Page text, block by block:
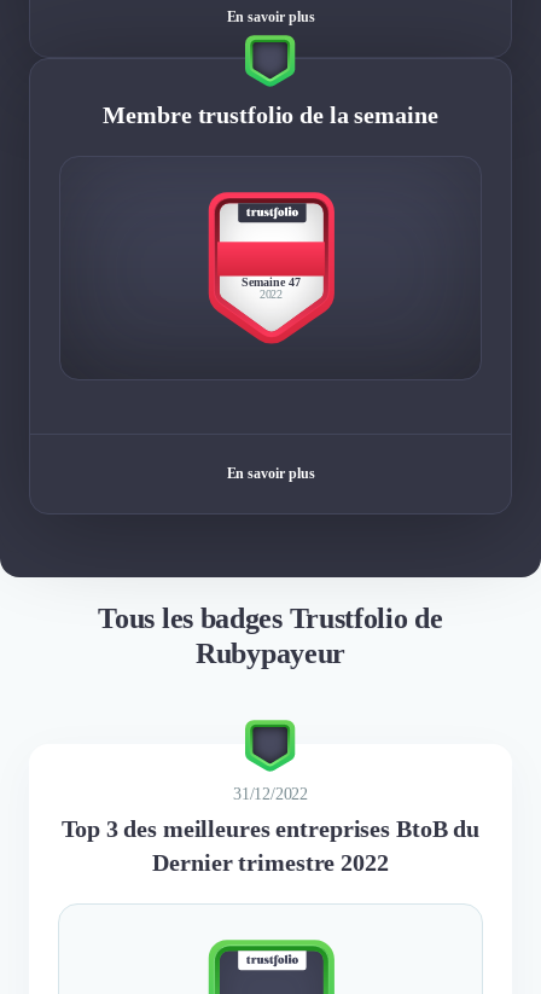
En savoir plus
Membre trustfolio de la semaine
BEST
Semaine 47
2022
En savoir plus
Tous les badges Trustfolio de
Rubypayeur
31/12/2022
Top 3 des meilleures entreprises BtoB du
Dernier trimestre 2022